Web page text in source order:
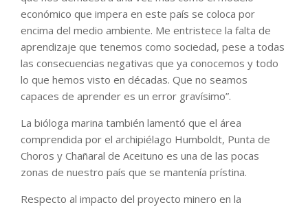
económico que impera en este país se coloca por
encima del medio ambiente. Me entristece la falta de
aprendizaje que tenemos como sociedad, pese a todas
las consecuencias negativas que ya conocemos y todo
lo que hemos visto en décadas. Que no seamos
capaces de aprender es un error gravísimo”.
La bióloga marina también lamentó que el área
comprendida por el archipiélago Humboldt, Punta de
Choros y Chañaral de Aceituno es una de las pocas
zonas de nuestro país que se mantenía prístina.
Respecto al impacto del proyecto minero en la